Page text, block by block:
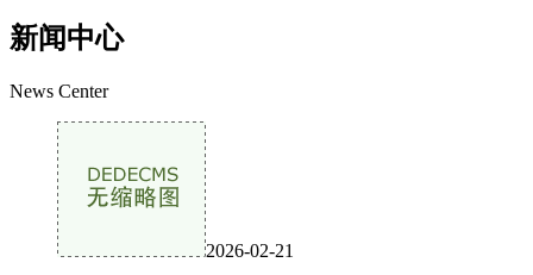
新闻中心
News Center
2026-02-21